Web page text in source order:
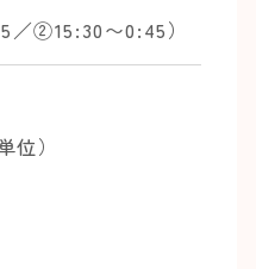
②15:30〜0:45）
）